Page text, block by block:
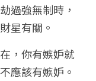
過強無制時，
星有關。
，你有嫉妒就
應該有嫉妒。